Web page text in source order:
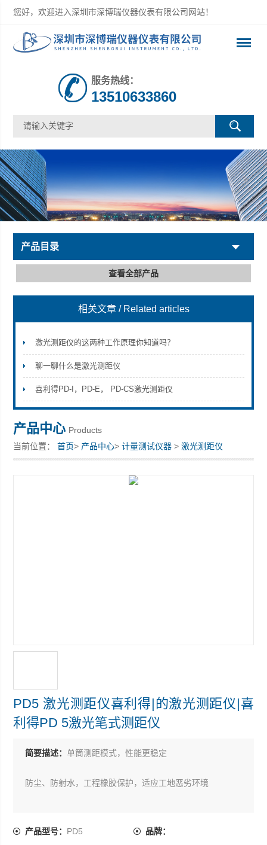
您好，欢迎进入深圳市深博瑞仪器仪表有限公司网站！
深圳市深博瑞仪器仪表有限公司
服务热线：
13510633860
产品目录
查看全部产品
相关文章 / Related articles
激光测距仪的这两种工作原理你知道吗？
聊一聊什么是激光测距仪
喜利得PD-I，PD-E， PD-CS激光测距仪
产品中心 Products
当前位置：首页> 产品中心>计量测试仪器 >激光测距仪
PD5 激光测距仪喜利得|的激光测距仪|喜
利得PD 5激光笔式测距仪
简要描述：单筒测距模式，性能更稳定
防尘、防射水，工程橡胶保护，适应工地恶劣环境
产品型号： PD5 品牌：